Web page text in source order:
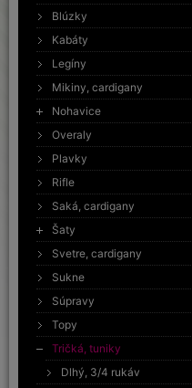
Blúzky
Kabáty
Legíny
Mikiny, cardigany
Nohavice
Overaly
Plavky
Rifle
Saká, cardigany
Šaty
Svetre, cardigany
Sukne
Súpravy
Topy
Tričká, tuniky
Dlhý, 3/4 rukáv